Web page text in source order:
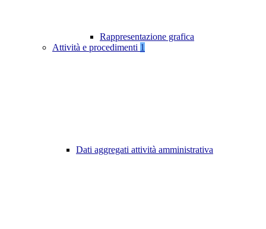
Rappresentazione grafica
Attività e procedimenti 1
Dati aggregati attività amministrativa